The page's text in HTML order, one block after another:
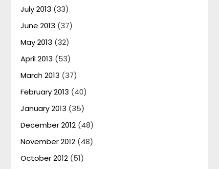
July 2013 (33)
June 2013 (37)
May 2013 (32)
April 2013 (53)
March 2013 (37)
February 2013 (40)
January 2013 (35)
December 2012 (48)
November 2012 (48)
October 2012 (51)